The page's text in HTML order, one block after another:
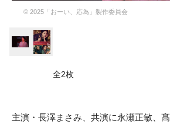
©︎ 2025「おーい、応為」製作委員会
全2枚
主演・長澤まさみ、共演に永瀬正敏、